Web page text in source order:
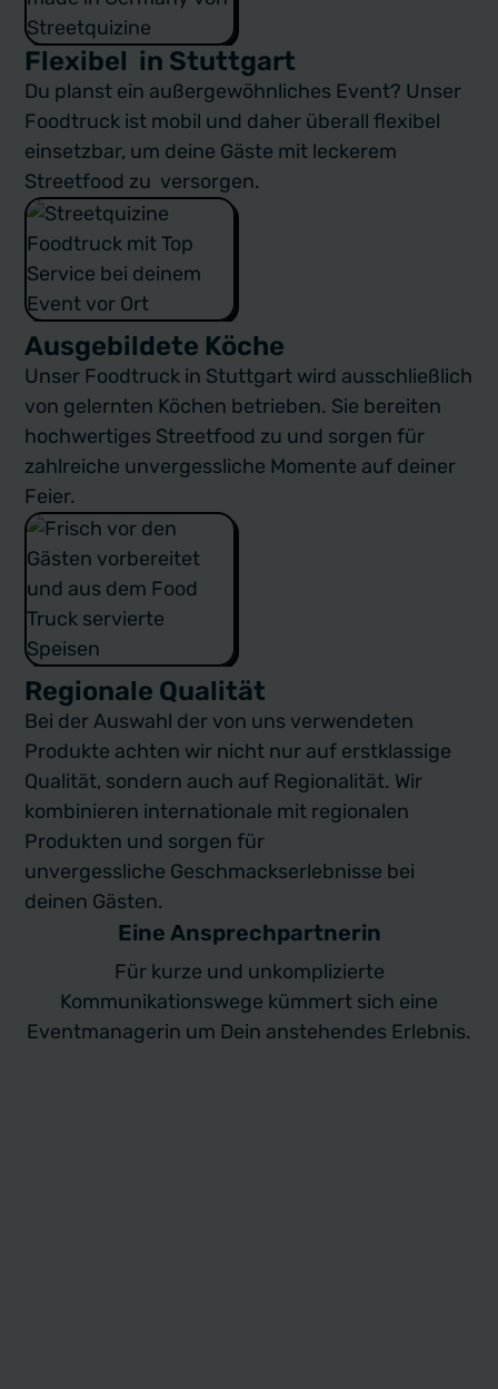
Flexibel in Stuttgart
Du planst ein außergewöhnliches Event? Unser
Foodtruck ist mobil und daher überall flexibel
einsetzbar, um deine Gäste mit leckerem
Streetfood zu versorgen.
Ausgebildete Köche
Unser Foodtruck in Stuttgart wird ausschließlich
von gelernten Köchen betrieben. Sie bereiten
hochwertiges Streetfood zu und sorgen für
zahlreiche unvergessliche Momente auf deiner
Feier.
Regionale Qualität
Bei der Auswahl der von uns verwendeten
Produkte achten wir nicht nur auf erstklassige
Qualität, sondern auch auf Regionalität. Wir
kombinieren internationale mit regionalen
Produkten und sorgen für
unvergessliche Geschmackserlebnisse bei
deinen Gästen.
Eine Ansprechpartnerin
Für kurze und unkomplizierte
Kommunikationswege kümmert sich eine
Eventmanagerin um Dein anstehendes Erlebnis.